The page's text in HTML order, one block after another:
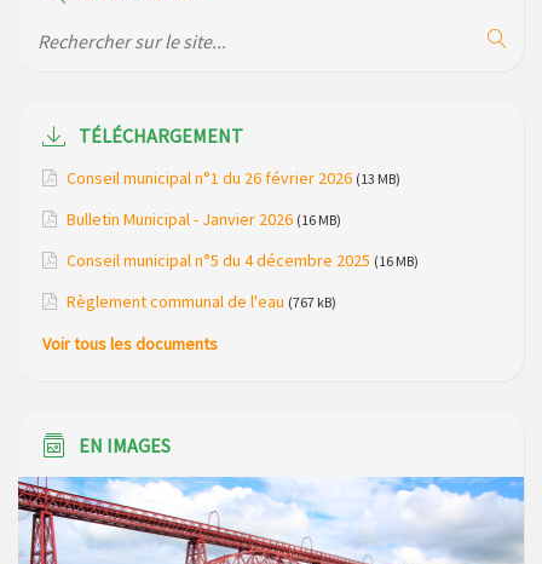
de la gendarmerie
Modification de gestion du camping de Saint Just, ses
bungalows bois, ses chalets et sa piscine
Loubaresse le vendredi 20 mars 2026
2026
TÉLÉCHARGEMENT
Conseil municipal n°1 du 26 février 2026 (13 MB)
Bulletin Municipal - Janvier 2026 (16 MB)
Conseil municipal n°5 du 4 décembre 2025 (16 MB)
Règlement communal de l'eau (767 kB)
Voir tous les documents
EN IMAGES